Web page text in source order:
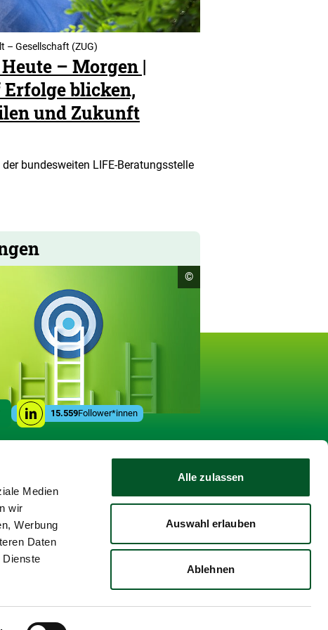
Medien
wir
Werbung
Daten
Dienste
Alle zulassen
Auswahl erlauben
Ablehnen
– Gesellschaft (ZUG)
– Morgen |
Erfolge blicken,
und Zukunft
bundesweiten LIFE-Beratungsstelle
Social
Media
Links
Linkedin
15.559Follower*innen
Copyright
Informationen
©